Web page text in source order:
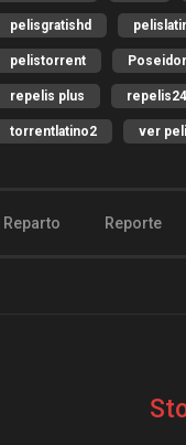
pelisgratishd
pelistorrent
repelis plus repelis24
torrentlatino2 ver
Reparto Reporte